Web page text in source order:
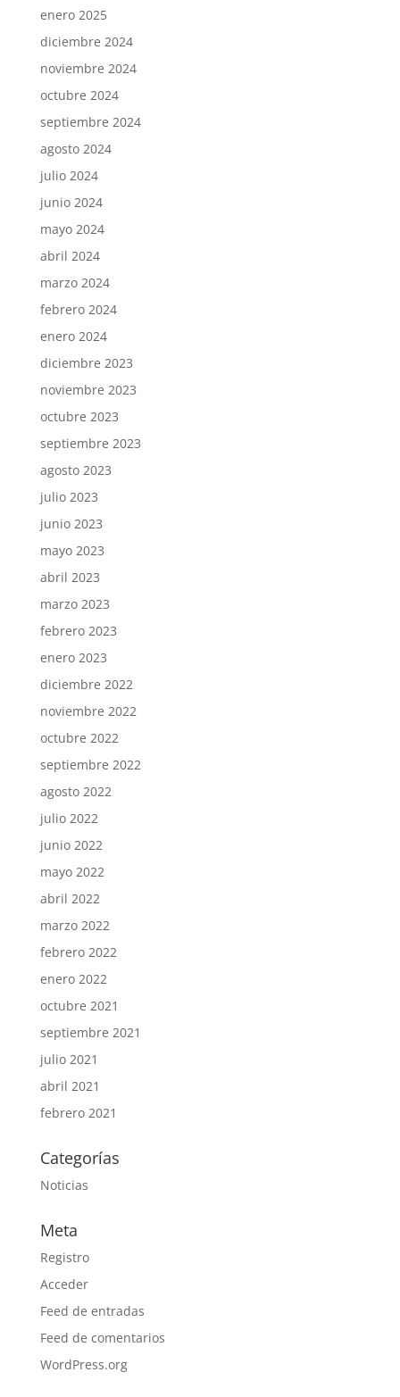
enero 2025
diciembre 2024
noviembre 2024
octubre 2024
septiembre 2024
agosto 2024
julio 2024
junio 2024
mayo 2024
abril 2024
marzo 2024
febrero 2024
enero 2024
diciembre 2023
noviembre 2023
octubre 2023
septiembre 2023
agosto 2023
julio 2023
junio 2023
mayo 2023
abril 2023
marzo 2023
febrero 2023
enero 2023
diciembre 2022
noviembre 2022
octubre 2022
septiembre 2022
agosto 2022
julio 2022
junio 2022
mayo 2022
abril 2022
marzo 2022
febrero 2022
enero 2022
octubre 2021
septiembre 2021
julio 2021
abril 2021
febrero 2021
Categorías
Noticias
Meta
Registro
Acceder
Feed de entradas
Feed de comentarios
WordPress.org